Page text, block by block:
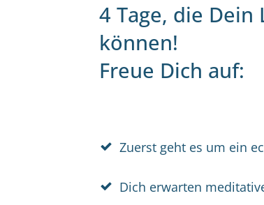
4 Tage, die
können!
Freue Dich auf:
Zuerst geht es um ein
Dich erwarten